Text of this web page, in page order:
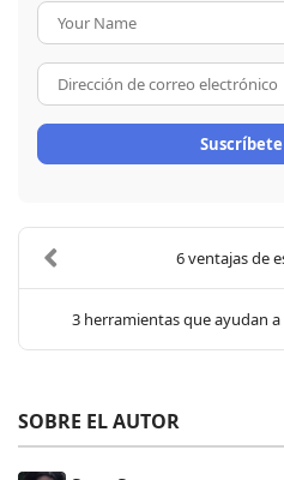
6 ventajas de
3 herramientas que ayudan
SOBRE EL AUTOR